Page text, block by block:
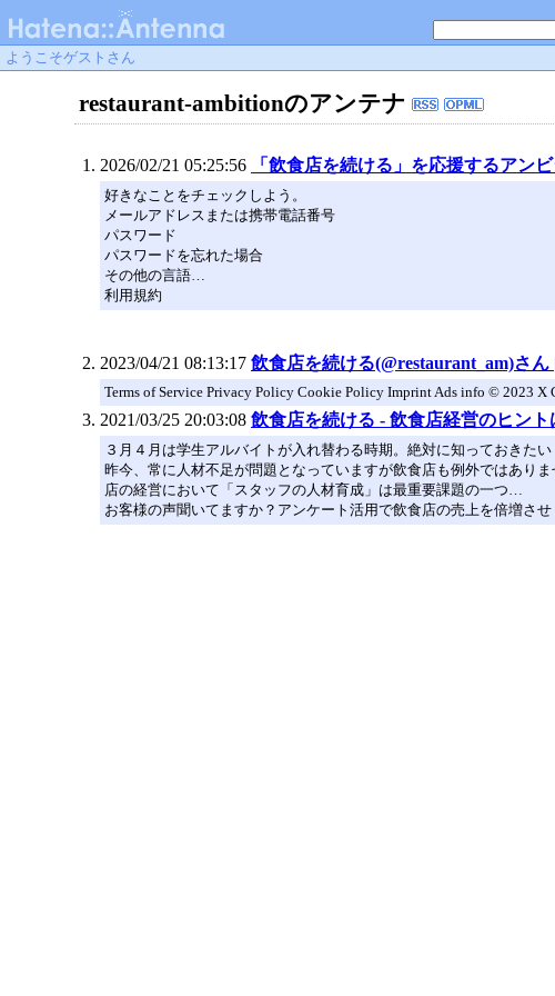
ようこそゲストさん
restaurant-ambitionのアンテナ
2026/02/21 05:25:56 「飲食店を続ける」を応援するアン
好きなことをチェックしよう。
メールアドレスまたは携帯電話番号
パスワード
パスワードを忘れた場合
その他の言語…
利用規約
2023/04/21 08:13:17 飲食店を続ける(@restaurant_am)さ
Terms of Service Privacy Policy Cookie Policy Imprint Ads info © 2023 X
2021/03/25 20:03:08 飲食店を続ける - 飲食店経営のヒント
３月４月は学生アルバイトが入れ替わる時期。絶対に知っておきた
昨今、常に人材不足が問題となっていますが飲食店も例外ではあり
店の経営において「スタッフの人材育成」は最重要課題の一つ…
お客様の声聞いてますか？アンケート活用で飲食店の売上を倍増させ